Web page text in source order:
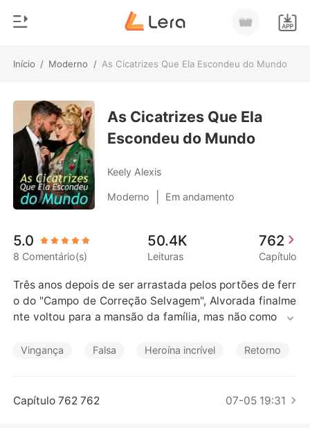
Início / Moderno / As Cicatrizes Que Ela Escondeu do Mundo0
Loja
Histórico
Sair
Baixar App
Gênero
Moderno
Lobisomem
Contos
Bilionários
Contos Curtos
As Cicatrizes Que Ela
Escondeu do Mundo
Keely Alexis
Moderno Em andamento
5.0
8 Comentário(s)
50.4K
Leituras
762
Capítulo
Três anos depois de ser arrastada pelos portões de ferr
o do "Campo de Correção Selvagem", Alvorada finalme
nte voltou para a mansão da família, mas não como filh
Sua irmã perfeita, Pluma, a recebeu com um abraço fal
Vingança Falsa Heroína incrível Retorno
Capítulo 762 762 07-05 19:31